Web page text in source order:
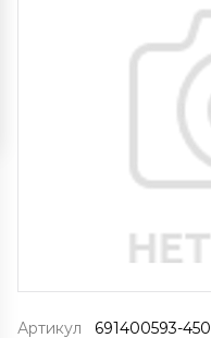
Артикул 691400593-450